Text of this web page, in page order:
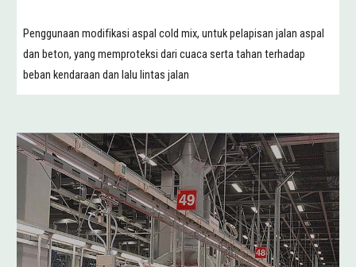
Penggunaan modifikasi aspal cold mix, untuk pelapisan jalan aspal
dan beton, yang memproteksi dari cuaca serta tahan terhadap
beban kendaraan dan lalu lintas jalan